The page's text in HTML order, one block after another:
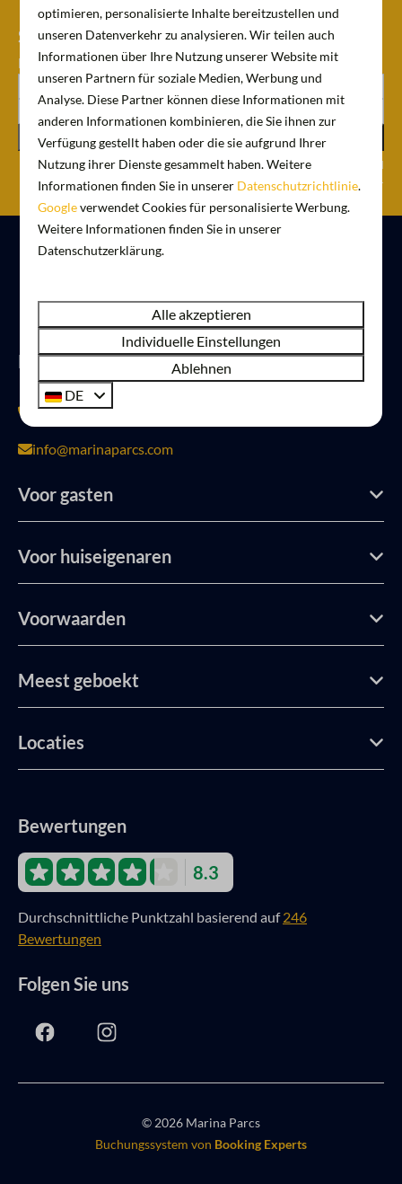
Schrijf je nu in voor onze
nieuwsbrief
Registrieren Sie sich
Gesichert durch reCaptcha,Datenschutzbestimmungen
und
Servicebedingungen
Bezahlen Sie sicher
Kontakt
+31 (0)85 4009969
info@marinaparcs.com
Voor gasten
Voor huiseigenaren
Voorwaarden
Meest geboekt
Locaties
Bewertungen
8.3
Durchschnittliche Punktzahl basierend auf246
Bewertungen
Folgen Sie uns
© 2026 Marina Parcs
Buchungssystem von Booking Experts
optimieren, personalisierte Inhalte bereitzustellen und
unseren Datenverkehr zu analysieren. Wir teilen auch
Informationen über Ihre Nutzung unserer Website mit
unseren Partnern für soziale Medien, Werbung und
Analyse. Diese Partner können diese Informationen mit
anderen Informationen kombinieren, die Sie ihnen zur
Verfügung gestellt haben oder die sie aufgrund Ihrer
Nutzung ihrer Dienste gesammelt haben. Weitere
Informationen finden Sie in unserer Datenschutzrichtlinie.
Googleverwendet Cookies für personalisierte Werbung.
Weitere Informationen finden Sie in unserer
Datenschutzerklärung.
Alle akzeptieren
Individuelle Einstellungen
Ablehnen
DE